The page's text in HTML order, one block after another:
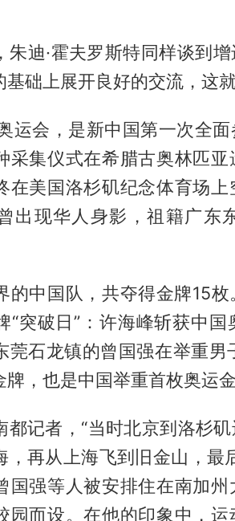
朱迪·霍夫罗斯特同样谈到
础上展开良好的交流，这就
运会，是新中国第一次全面
采集仪式在希腊古奥林匹
在美国洛杉矶纪念体育场
出现华人身影，祖籍广东
的中国队，共夺得金牌15
“突破日”：许海峰斩获中
莞石龙镇的曾国强在举重
，也是中国举重首枚奥运金
都记者，“当时北京到洛杉
，再从上海飞到旧金山，最
国强等人被安排住在南加
园而设。在他的印象中，